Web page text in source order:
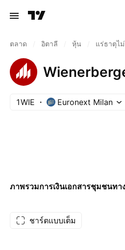
ตลาด อิตาลี หุ้น แร่ธาตุไ
1WIE Euronext Milan
ภาพรวมการเงินเอกสารชุมชนทา
ชาร์ตแบบเต็ม